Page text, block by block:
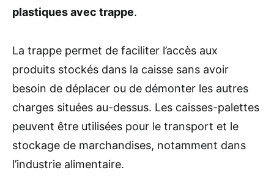
plastiques avec trappe.
La trappe permet de faciliter l’accès aux
produits stockés dans la caisse sans avoir
besoin de déplacer ou de démonter les autres
charges situées au-dessus. Les caisses-palettes
peuvent être utilisées pour le transport et le
stockage de marchandises, notamment dans
l’industrie alimentaire.